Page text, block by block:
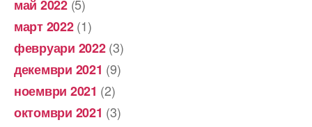
май 2022(5)
март 2022(1)
февруари 2022(3)
декември 2021 (9)
ноември 2021 (2)
октомври 2021 (3)